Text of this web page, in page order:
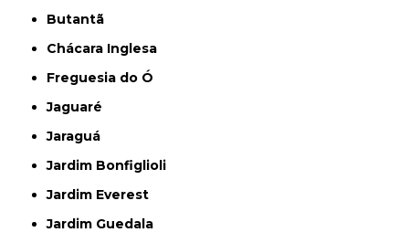
Butantã
Chácara Inglesa
Freguesia do Ó
Jaguaré
Jaraguá
Jardim Bonfiglioli
Jardim Everest
Jardim Guedala